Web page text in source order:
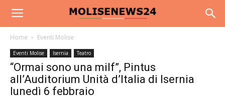
Home Eventi Molise
Eventi Molise Isernia Teatro
“Ormai sono una milf”, Pintus
all’Auditorium Unità d’Italia di Isernia
lunedì 6 febbraio